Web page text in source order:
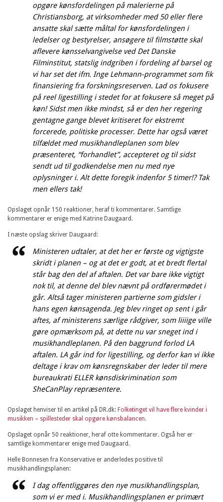
opgøre kønsfordelingen på malerierne på
Christiansborg, at virksomheder med 50 eller flere
ansatte skal sætte måltal for kønsfordelingen i
ledelser og bestyrelser, ansøgere til filmstøtte skal
aflevere kønsselvangivelse ved Det Danske
Filminstitut, statslig indgriben i fordeling af barsel og
vi har set det ifm. Inge Lehmann-programmet som fik
finansiering fra forskningsreserven. Lad os fokusere
på reel ligestilling i stedet for at fokusere så meget på
køn! Sidst men ikke mindst, så er den her regering
gentagne gange blevet kritiseret for ekstremt
forcerede, politiske processer. Dette har også været
tilfældet med musikhandleplanen som blev
præsenteret, “forhandlet”, accepteret og til sidst
sendt ud til godkendelse men nu med nye
oplysninger i. Alt dette foregik indenfor 5 timer!? Tak
men ellers tak!
Opslaget opnår 150 reaktioner, heraf ti kommentarer. Samtlige
kommentarer er enige med Katrine Daugaard.
I næste opslag skriver Daugaard:
Ministeren udtaler, at det her er første og vigtigste
skridt i planen – og at det er godt, at et bredt flertal
står bag den del af aftalen. Det var bare ikke vigtigt
nok til, at denne del blev nævnt på ordførermødet i
går. Altså tager ministeren partierne som gidsler i
hans egen kønsagenda. Jeg blev ringet op sent i går
aftes, af ministerens særlige rådgiver, som liiiige ville
gøre opmærksom på, at dette nu var sneget ind i
musikhandleplanen. På den baggrund forlod LA
aftalen. LA går ind for ligestilling, og derfor kan vi ikke
deltage i krav om kønsregnskaber der leder til mere
bureaukrati ELLER kønsdiskrimination som
SheCanPlay repræsentere.
Opslaget henviser til en artikel på DR.dk: Folketinget vil have flere kvinder i
musikken – spillesteder skal opgøre kønsbalancen.
Opslaget opnår 50 reaktioner, heraf otte kommentarer. Også her er
samtlige kommentarer enige med Daugaard.
Helle Bonnesen fra Konservative er anderledes positive til
musikhandlingsplanen:
I dag offentliggøres den nye musikhandlingsplan,
som vi er med i. Musikhandlingsplanen er primært